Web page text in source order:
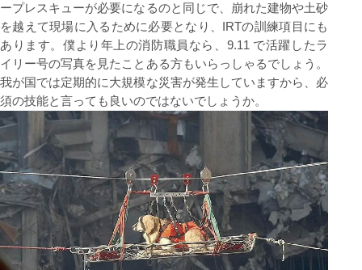
ープレスキューが必要になるのと同じで、崩れた建物や⼟砂
を越えて現場に⼊るために必要となり、IRTの訓練項⽬にも
あります。僕より年上の消防職員なら、9.11 で活躍したラ
イリー号の写真を⾒たことある⽅もいらっしゃるでしょう。
我が国では定期的に⼤規模な災害が発⽣していますから、必
須の技能と⾔っても良いのではないでしょうか。